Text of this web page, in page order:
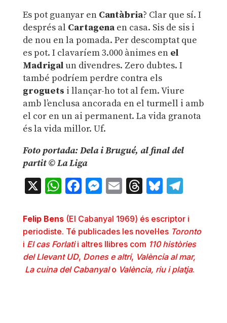
Es pot guanyar en Cantàbria? Clar que sí. I
després al Cartagenaen casa. Sis de sis i
de nou en la pomada. Per descomptat que
es pot. I clavaríem 3.000 ànimes en el
Madrigalun divendres. Zero dubtes. I
també podríem perdre contra els
groguets i llançar-ho tot al fem. Viure
amb l’enclusa ancorada en el turmell i amb
el cor en un ai permanent. La vida granota
és la vida millor. Uf.
Foto portada: Dela i Brugué, al final del
partit © La Liga
X WhatsApp
Facebook
Messenger
EmailThreads
Bluesky
Felip Bens (El Cabanyal 1969) és escriptor i
periodiste. Té publicades les novel·les Toronto
i El cas Forlatii altres llibres com 110 històries
del Llevant UD, Dones e altri, València al mar,
La cuina del Cabanyalo València, riu i platja.